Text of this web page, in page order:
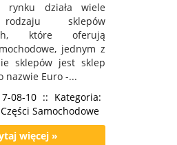
rynku działa wiele
sklepów
które oferują
jednym z
sklepów jest sklep
nazwie Euro -...
08-10 :: Kategoria:
Samochodowe
więcej »